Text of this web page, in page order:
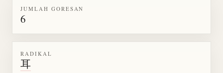
JUMLAH GORESAN
6
RADIKAL
耳